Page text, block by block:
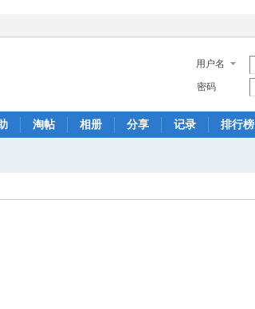
用户名
密码
淘帖 相册 分享 记录 排行榜